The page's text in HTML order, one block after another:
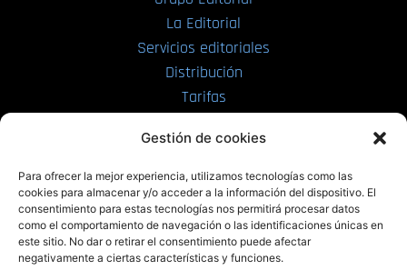
Gestión de cookies
Para ofrecer la mejor experiencia, utilizamos tecnologías como las
cookies para almacenar y/o acceder a la información del dispositivo. El
consentimiento para estas tecnologías nos permitirá procesar datos
como el comportamiento de navegación o las identificaciones únicas en
este sitio. No dar o retirar el consentimiento puede afectar
negativamente a ciertas características y funciones.
La Editorial
Servicios editoriales
Distribución
Tarifas
PRL | Films
PRL | Play
PRL | LAB